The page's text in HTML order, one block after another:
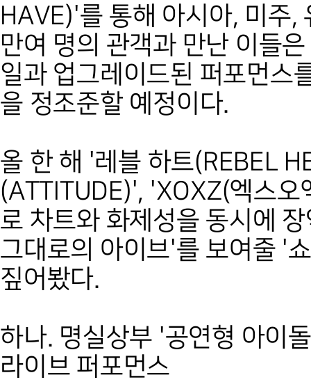
HAVE)'를 통해 아시아, 미주
만여 명의 관객과 만난 이들
일과 업그레이드된 퍼포먼스
을 정조준할 예정이다.
올 한 해 '레블 하트(REBEL
(ATTITUDE)', 'XOXZ(엑스오
로 차트와 화제성을 동시에
그대로의 아이브'를 보여줄 '
짚어봤다.
하나. 명실상부 '공연형 아이
라이브 퍼포먼스